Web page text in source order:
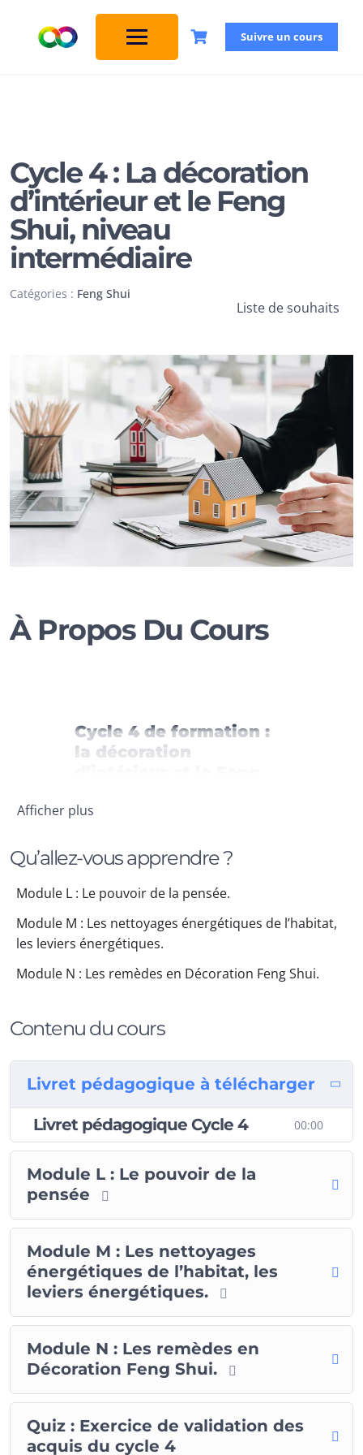
Suivre un cours
Cycle 4 : La décoration
d’intérieur et le Feng
Shui, niveau
intermédiaire
Catégories : Feng Shui
Liste de souhaits
À Propos Du Cours
Cycle 4 de formation :
la décoration
intermédiaire
Le Cycle 4 de formation se
concentre sur la décoration
d’intérieur et le Feng Shui à un
niveau intermédiaire. Cette
opportunité de formation est
offerte, et elle représente un
ensemble de 15 heures de cours,
explore des aspects spécifiques de
la décoration et du Feng Shui pour
approfondir vos compétences
dans ce domaine créatif.
Modules et Contenu
Ce cycle de formation se compose
de trois modules, à savoir les
modules L, M et N, avec des
d’eux.
Module L : Le pouvoir de la
pensée(2+3 cours de
visioconférence en direct et/ou en
replay)
Le pouvoir de la pensée
Pensée positive
Pleine conscience
Développer son pouvoir
Afficher plus
Qu’allez-vous apprendre ?
Module L : Le pouvoir de la pensée.
Module M : Les nettoyages énergétiques de l’habitat,
les leviers énergétiques.
Module N : Les remèdes en Décoration Feng Shui.
Contenu du cours
Livret pédagogique à télécharger
Livret pédagogique Cycle 4 00:00
Module L : Le pouvoir de la
pensée
Module M : Les nettoyages
énergétiques de l’habitat, les
leviers énergétiques.
Module N : Les remèdes en
Décoration Feng Shui.
Quiz : Exercice de validation des
acquis du cycle 4